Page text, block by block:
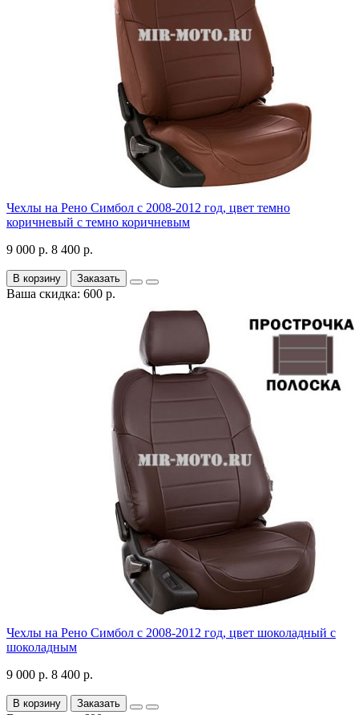
Чехлы на Рено Симбол с 2008-2012 год, цвет темно
коричневый с темно коричневым
9 000 р. 8 400 р.
В корзину Заказать
Ваша скидка: 600 р.
Чехлы на Рено Симбол с 2008-2012 год, цвет шоколадный с
шоколадным
9 000 р. 8 400 р.
В корзину Заказать